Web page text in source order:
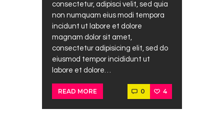
consectetur, adipisci velit, sed quia
non numquam eius modi tempora
incidunt ut labore et dolore
magnam dolor sit amet,
consectetur adipisicing elit, sed do
eiusmod tempor incididunt ut
labore et dolore…
READ MORE 0 4